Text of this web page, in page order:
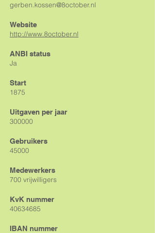
gerben.kossen@8october.nl
Website
http://www.8october.nl
ANBI status
Ja
Start
1875
Uitgaven per jaar
300000
Gebruikers
45000
Medewerkers
700 vrijwilligers
KvK nummer
40634685
IBAN nummer